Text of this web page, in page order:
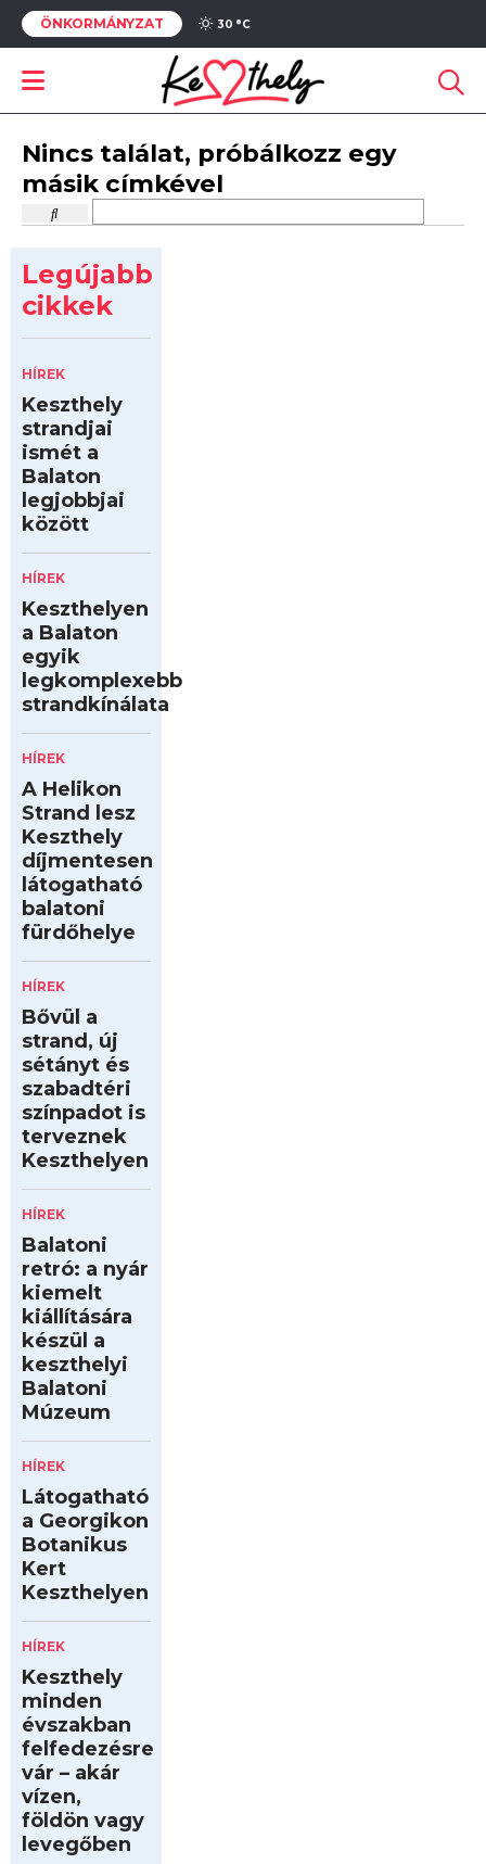
ÖNKORMÁNYZAT 30 °C
Nincs találat, próbálkozz egy
másik címkével
Legújabb
cikkek
HÍREK
Keszthely
strandjai
ismét a
Balaton
legjobbjai
között
HÍREK
Keszthelyen
a Balaton
egyik
legkomplexebb
strandkínálata
HÍREK
A Helikon
Strand lesz
Keszthely
díjmentesen
látogatható
balatoni
fürdőhelye
HÍREK
Bővül a
strand, új
sétányt és
szabadtéri
színpadot is
terveznek
Keszthelyen
HÍREK
Balatoni
retró: a nyár
kiemelt
kiállítására
készül a
keszthelyi
Balatoni
Múzeum
HÍREK
Látogatható
a Georgikon
Botanikus
Kert
Keszthelyen
HÍREK
Keszthely
minden
évszakban
felfedezésre
vár – akár
vízen,
földön vagy
levegőben